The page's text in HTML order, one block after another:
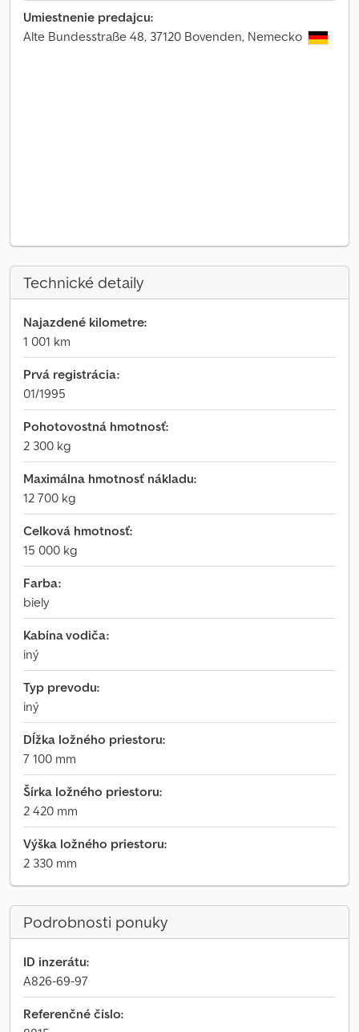
Umiestnenie predajcu:
Alte Bundesstraße 48, 37120 Bovenden, Nemecko
Technické detaily
Najazdené kilometre:
1 001 km
Prvá registrácia:
01/1995
Pohotovostná hmotnosť:
2 300 kg
Maximálna hmotnosť nákladu:
12 700 kg
Celková hmotnosť:
15 000 kg
Farba:
biely
Kabína vodiča:
iný
Typ prevodu:
iný
Dĺžka ložného priestoru:
7 100 mm
Šírka ložného priestoru:
2 420 mm
Výška ložného priestoru:
2 330 mm
Podrobnosti ponuky
ID inzerátu:
A826-69-97
Referenčné číslo: